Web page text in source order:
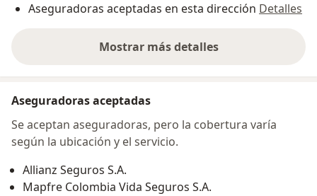
Aseguradoras aceptadas en esta dirección Detalles
Mostrar más detalles
sobre la dirección
Aseguradoras aceptadas
Se aceptan aseguradoras, pero la cobertura varía
según la ubicación y el servicio.
Allianz Seguros S.A.
Mapfre Colombia Vida Seguros S.A.